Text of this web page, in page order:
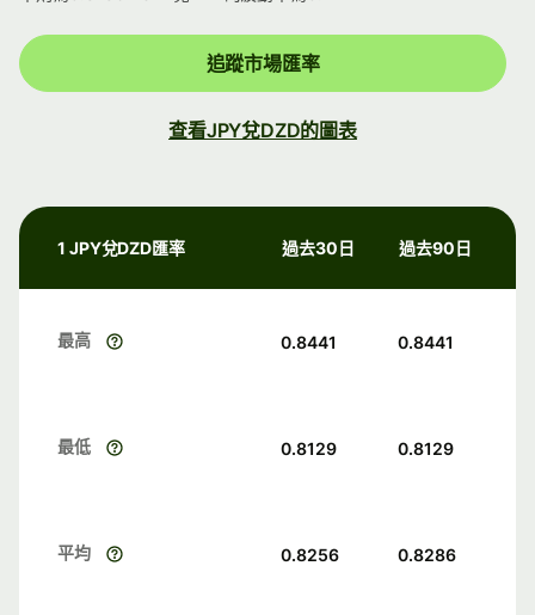
追蹤市場匯率
查看JPY兌DZD的圖表
1 JPY兌DZD匯率 過去30日 過去90日
最高 0.8441 0.8441
最低 0.8129 0.8129
平均 0.8256 0.8286